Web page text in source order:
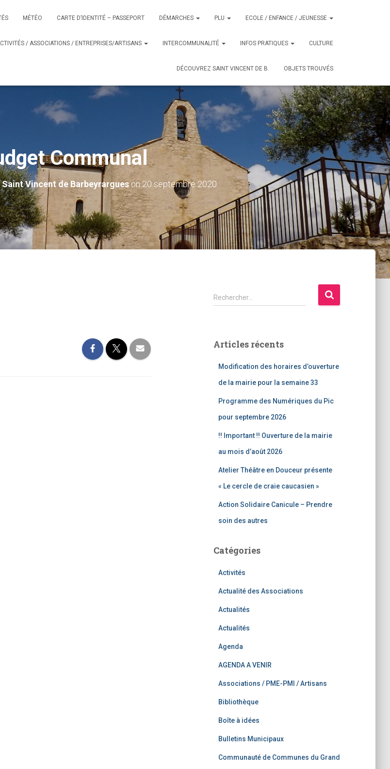
MÉTÉO CARTE D’IDENTITÉ – PASSEPORT DÉMARCHES PLU ECOLE / ENFANCE / JEUNESSE
/ ASSOCIATIONS / ENTREPRISES/ARTISANS INTERCOMMUNALITÉ INFOS PRATIQUES CULTURE
DÉCOUVREZ SAINT VINCENT DE B. OBJETS TROUVÉS
Communal
Vincent de Barbeyrargueson20 septembre 2020
R
e
r
Rechercher…
Articles récents
Modification des horaires d’ouverture
de la mairie pour la semaine 33
Programme des Numériques du Pic
pour septembre 2026
!! Important !! Ouverture de la mairie
au mois d’août 2026
Atelier Théâtre en Douceur présente
« Le cercle de craie caucasien »
Action Solidaire Canicule – Prendre
soin des autres
Catégories
Activités
Actualité des Associations
Actualités
Actualités
Agenda
AGENDA A VENIR
Associations / PME-PMI / Artisans
Bibliothèque
Boîte à idées
Bulletins Municipaux
Communauté de Communes du Grand